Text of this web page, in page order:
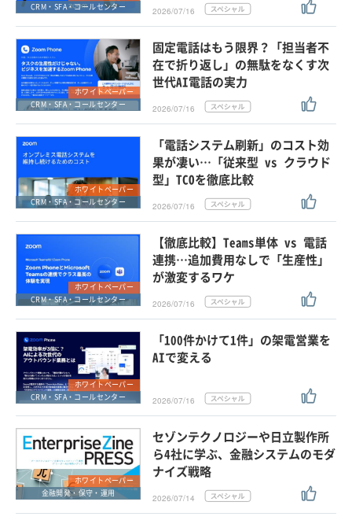
CRM・SFA・コールセンター
2026/07/16
ホワイトペーパー
CRM・SFA・コールセンター
固定電話はもう限界？「担当者不
在で折り返し」の無駄をなくす次
世代AI電話の実力
2026/07/16
ホワイトペーパー
CRM・SFA・コールセンター
「電話システム刷新」のコスト効
果が凄い…「従来型 vs クラウド
型」TCOを徹底比較
2026/07/16
ホワイトペーパー
CRM・SFA・コールセンター
【徹底比較】Teams単体 vs 電話
連携…追加費用なしで「生産性」
が激変するワケ
2026/07/16
ホワイトペーパー
CRM・SFA・コールセンター
「100件かけて1件」の架電営業を
AIで変える
2026/07/16
ホワイトペーパー
金融開発・保守・運用
セゾンテクノロジーや日立製作所
ら4社に学ぶ、金融システムのモダ
ナイズ戦略
2026/07/14